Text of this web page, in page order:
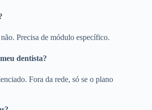
Precisa de módulo específico.
dentista?
Fora da rede, só se o plano